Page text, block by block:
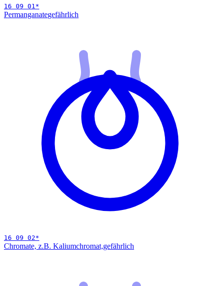
16 09 01 *
Permanganategefährlich
16 09 02*
Chromate, z.B. Kaliumchromat,gefährlich